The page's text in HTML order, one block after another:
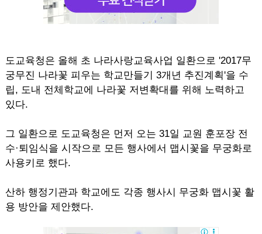
도교육청은 올해 초 나라사랑교육사업 일환으로 '2017무
궁무진 나라꽃 피우는 학교만들기 3개년 추진계획'을 수
립, 도내 전체학교에 나라꽃 저변확대를 위해 노력하고
있다.
그 일환으로 도교육청은 먼저 오는 31일 교원 훈포장 전
수·퇴임식을 시작으로 모든 행사에서 맵시꽃을 무궁화로
사용키로 했다.
산하 행정기관과 학교에도 각종 행사시 무궁화 맵시꽃 활
용 방안을 제안했다.